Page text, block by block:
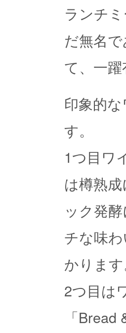
ランチ
だ無名
て、一
印象的
す。
1つ目ワ
は樽熟
ック発
チな味
かります
2つ目は
「